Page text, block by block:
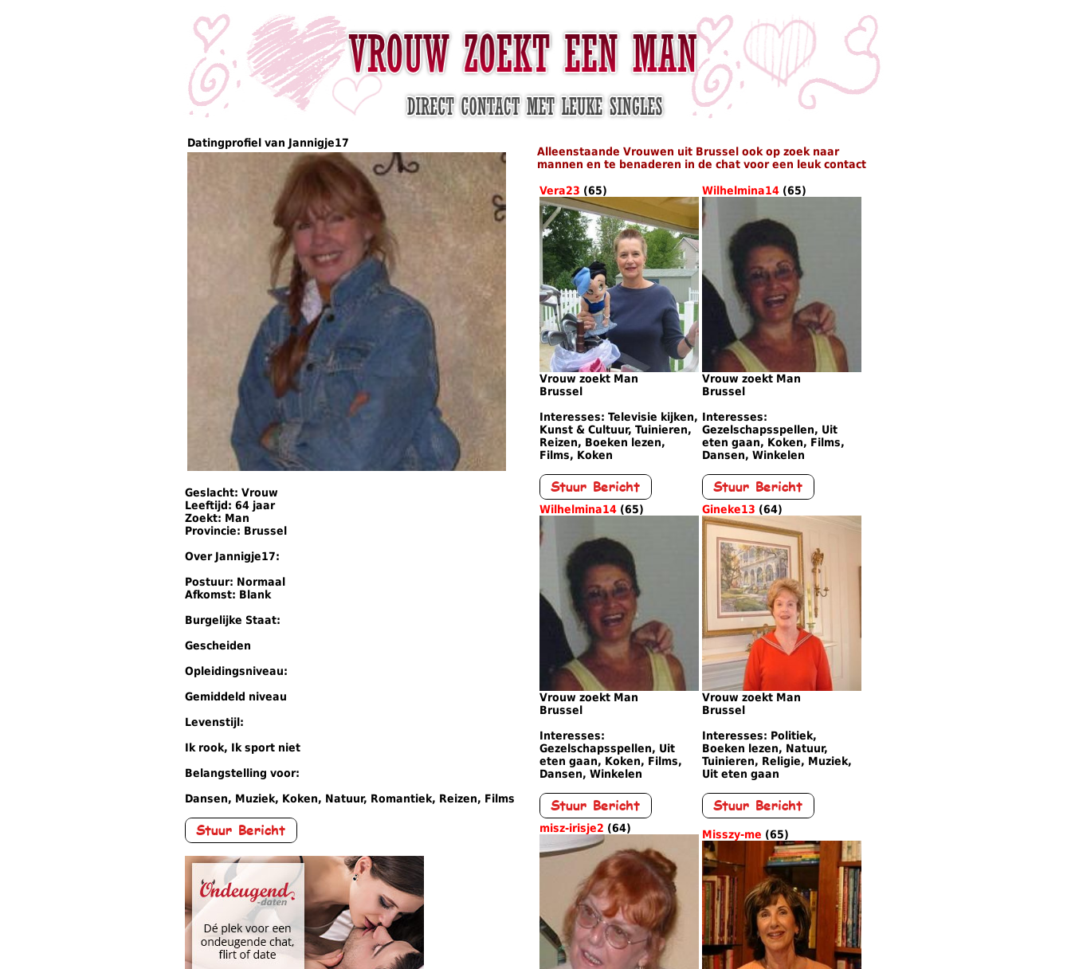
Datingprofiel van Jannigje17
Geslacht: Vrouw
Leeftijd: 64 jaar
Zoekt: Man
Provincie: Brussel
Over Jannigje17:
Postuur: Normaal
Afkomst: Blank
Burgelijke Staat:
Gescheiden
Opleidingsniveau:
Gemiddeld niveau
Levenstijl:
Ik rook, Ik sport niet
Belangstelling voor:
Dansen, Muziek, Koken, Natuur, Romantiek, Reizen, Films
Alleenstaande Vrouwen uit Brussel ook op zoek naar
mannen en te benaderen in de chat voor een leuk contact
Vera23 (65)
Vrouw zoekt Man
Brussel
Interesses: Televisie kijken,
Kunst & Cultuur, Tuinieren,
Reizen, Boeken lezen,
Films, Koken
Wilhelmina14 (65)
Vrouw zoekt Man
Brussel
Interesses:
Gezelschapsspellen, Uit
eten gaan, Koken, Films,
Dansen, Winkelen
Wilhelmina14 (65)
Vrouw zoekt Man
Brussel
Interesses:
Gezelschapsspellen, Uit
eten gaan, Koken, Films,
Dansen, Winkelen
Gineke13 (64)
Vrouw zoekt Man
Brussel
Interesses: Politiek,
Boeken lezen, Natuur,
Tuinieren, Religie, Muziek,
Uit eten gaan
misz-irisje2 (64) Misszy-me (65)